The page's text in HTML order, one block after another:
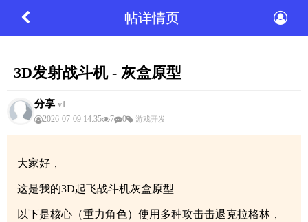
帖详情页
3D发射战斗机 - 灰盒原型
分享 v1
2026-07-09 14:35
7 0 游戏开发
大家好，
这是我的3D起飞战斗机灰盒原型
以下是核心（重力角色）使用多种攻击击退克拉格林，